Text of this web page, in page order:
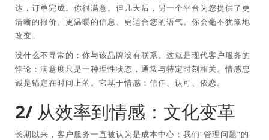
达，订单完成。你很满意。但几天后，另一个平台为您提供了更
清晰的报价、更温暖的信息、更适合您的语气。你会毫不犹豫地
改变。
没什么不寻常的：你与该品牌没有联系。这就是现代客户服务的
悖论：满意度只是一种理性状态，通常与特定时刻相关。情感忠
诚是锚定在时间上的。它基于情感：信任、认可、依恋。
2/ 从效率到情感：文化变革
长期以来，客户服务一直被认为是成本中心：我们“管理问题”的